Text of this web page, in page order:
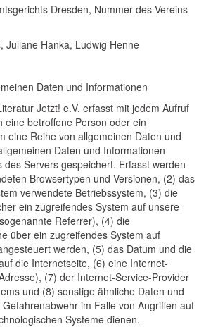
Dresden, Nummer des Vereins
Juliane Hanka, Ludwig Henne
Daten und Informationen
Jetzt! e.V. erfasst mit jedem Aufruf
eine betroffene Person oder ein
eine Reihe von allgemeinen Daten und
Daten und Informationen
Servers gespeichert. Erfasst werden
Browsertypen und Versionen, (2) das
verwendete Betriebssystem, (3) die
ein zugreifendes System auf unsere
Referrer), (4) die
über ein zugreifendes System auf
werden, (5) das Datum und die
die Internetseite, (6) eine Internet-
(7) der Internet-Service-Provider
und (8) sonstige ähnliche Daten und
im Falle von Angriffen auf
Systeme dienen.